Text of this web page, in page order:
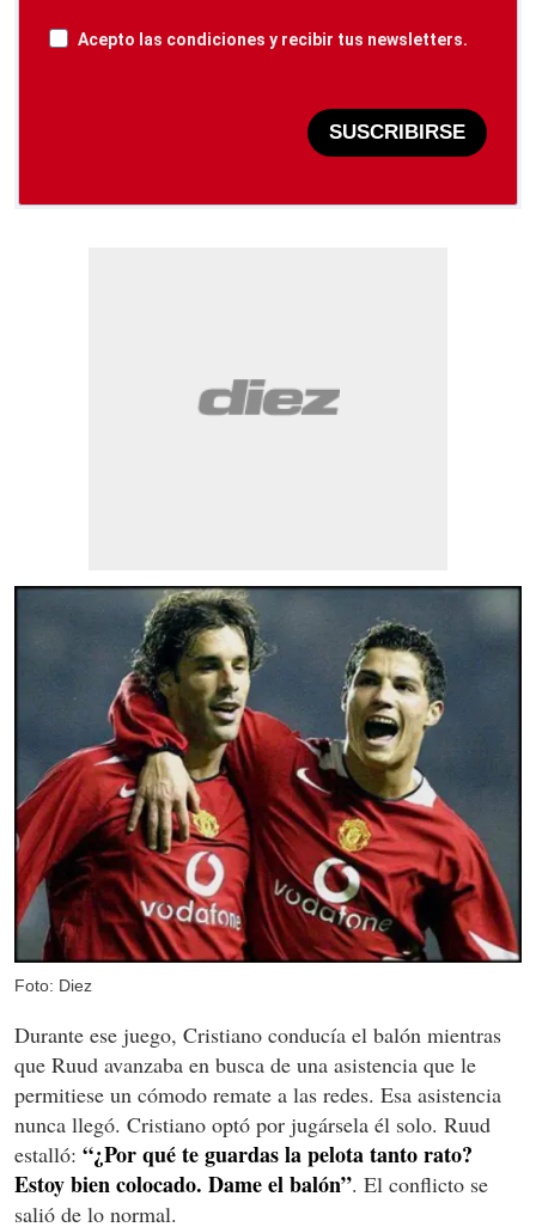
Acepto las condiciones y recibir tus newsletters.
SUSCRIBIRSE
Foto: Diez
Durante ese juego, Cristiano conducía el balón mientras
que Ruud avanzaba en busca de una asistencia que le
permitiese un cómodo remate a las redes. Esa asistencia
nunca llegó. Cristiano optó por jugársela él solo. Ruud
estalló: “¿Por qué te guardas la pelota tanto rato?
Estoy bien colocado. Dame el balón”. El conflicto se
salió de lo normal.